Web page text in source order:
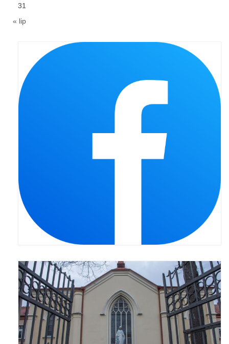
Boże Ciało – 20 czerwca 2019
Wigilia Paschalna 2019
Apostoła w Częstochowie 2019
Narodowy Dzień Pamięci “Żołnierzy
Wyklętych” 2019
Pielęgnacja drzew
Nasza parafia z lotu ptaka
31
« lip